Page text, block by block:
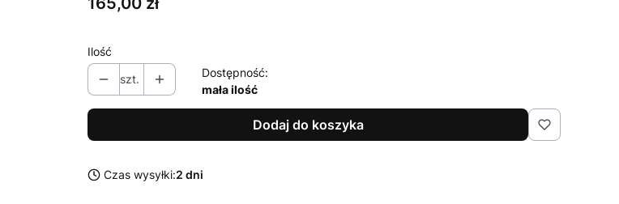
Ilość
szt.
Dostępność:
mała ilość
Dodaj do koszyka
Czas wysyłki:2 dni